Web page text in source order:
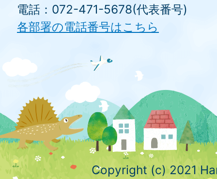
電話：072-471-5678(代表番号)
各部署の電話番号はこちら
Copyright (c) 2021